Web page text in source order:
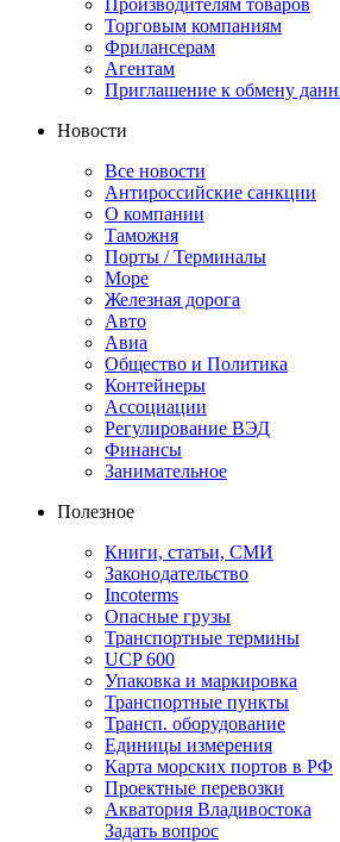
Производителям товаров
Торговым компаниям
Фрилансерам
Агентам
Приглашение к обмену
Новости
Все новости
Антироссийские санкции
О компании
Таможня
Порты / Терминалы
Море
Железная дорога
Авто
Авиа
Общество и Политика
Контейнеры
Ассоциации
Регулирование ВЭД
Финансы
Занимательное
Полезное
Книги, статьи, СМИ
Законодательство
Incoterms
Опасные грузы
Транспортные термины
UCP 600
Упаковка и маркировка
Транспортные пункты
Трансп. оборудование
Единицы измерения
Карта морских портов в РФ
Проектные перевозки
Акватория Владивостока
Задать вопрос